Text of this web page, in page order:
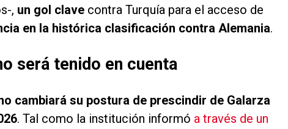
, un gol clave contra Turquía para el acceso de
en la histórica clasificación contra Alemania.
será tenido en cuenta
cambiará su postura de prescindir de Galarza
. Tal como la institución informó a través de un